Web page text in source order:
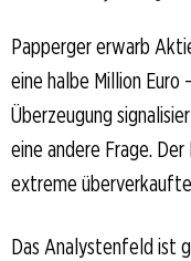
Papperger erwarb
eine halbe Million
Überzeugung
eine andere Frage.
extreme
Das Analystenfeld ist